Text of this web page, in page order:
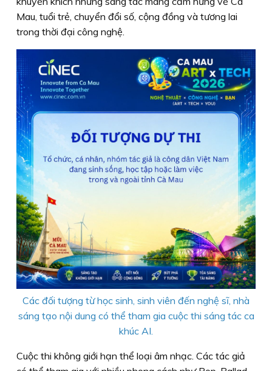
Mau, tuổi trẻ, chuyển đổi số, cộng đồng và tương lai
trong thời đại công nghệ.
Các đối tượng từ học sinh, sinh viên đến nghệ sĩ, nhà
sáng tạo nội dung có thể tham gia cuộc thi sáng tác ca
khúc AI.
Cuộc thi không giới hạn thể loại âm nhạc. Các tác giả